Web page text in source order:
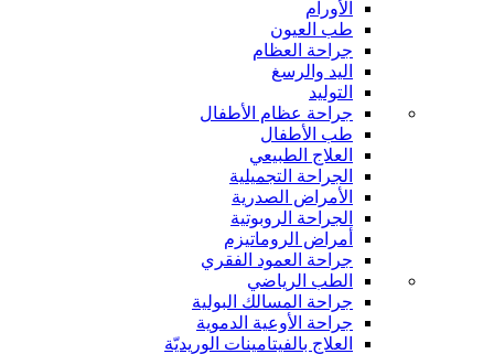
الأورام
طب العيون
جراحة العظام
اليد والرسغ
التوليد
جراحة عظام الأطفال
طب الأطفال
العلاج الطبيعي
الجراحة التجميلية
الأمراض الصدرية
الجراحة الروبوتية
أمراض الروماتيزم
جراحة العمود الفقري
الطب الرياضي
جراحة المسالك البولية
جراحة الأوعية الدموية
العلاج بالفيتامينات الوريديّة